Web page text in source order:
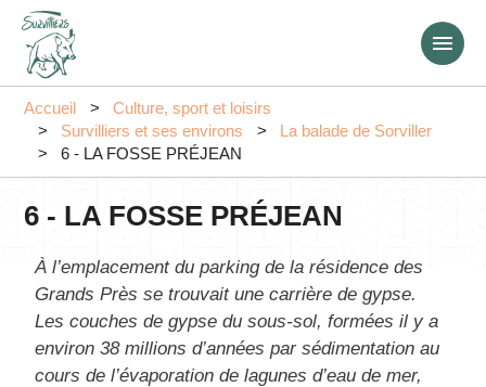
Accueil
Culture, sport et loisirs
Survilliers et ses environs
La balade de Sorviller
6 - LA FOSSE PRÉJEAN
6 - LA FOSSE PRÉJEAN
À l’emplacement du parking de la résidence des
Grands Près se trouvait une carrière de gypse.
Les couches de gypse du sous-sol, formées il y a
environ 38 millions d’années par sédimentation au
cours de l’évaporation de lagunes d’eau de mer,